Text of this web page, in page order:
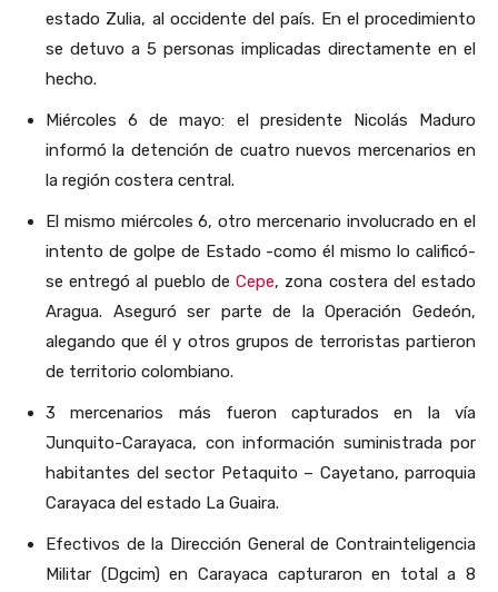
estado Zulia, al occidente del país. En el procedimiento
se detuvo a 5 personas implicadas directamente en el
hecho.
Miércoles 6 de mayo: el presidente Nicolás Maduro
informó la detención de cuatro nuevos mercenarios en
la región costera central.
El mismo miércoles 6, otro mercenario involucrado en el
intento de golpe de Estado -como él mismo lo calificó-
se entregó al pueblo deCepe, zona costera del estado
Aragua. Aseguróser parte de la Operación Gedeón,
alegando que él y otros grupos de terroristas partieron
de territorio colombiano.
3 mercenarios más fueron capturados en la vía
Junquito-Carayaca, con información suministrada por
habitantes del sector Petaquito – Cayetano, parroquia
Carayaca del estado La Guaira.
Efectivos de la Dirección General de Contrainteligencia
Militar (Dgcim) en Carayaca capturaron en total a 8